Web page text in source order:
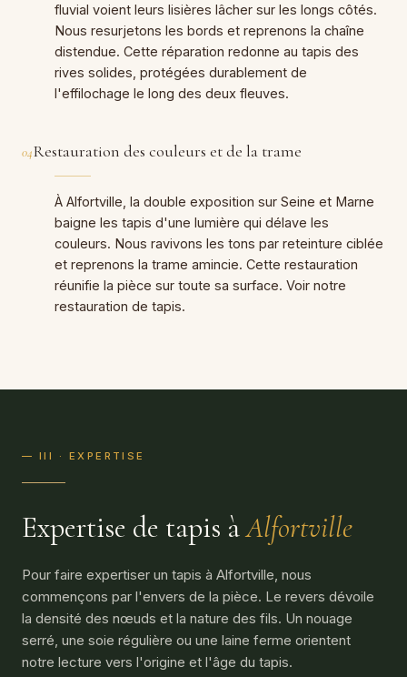
fluvial voient leurs lisières lâcher sur les longs côtés.
Nous resurjetons les bords et reprenons la chaîne
distendue. Cette réparation redonne au tapis des
rives solides, protégées durablement de
l'effilochage le long des deux fleuves.
04Restauration des couleurs et de la trame
À Alfortville, la double exposition sur Seine et Marne
baigne les tapis d'une lumière qui délave les
couleurs. Nous ravivons les tons par reteinture ciblée
et reprenons la trame amincie. Cette restauration
réunifie la pièce sur toute sa surface. Voir notre
restauration de tapis.
— III · EXPERTISE
Expertise de tapis àAlfortville
Pour faire expertiser un tapis à Alfortville, nous
commençons par l'envers de la pièce. Le revers dévoile
la densité des nœuds et la nature des fils. Un nouage
serré, une soie régulière ou une laine ferme orientent
notre lecture vers l'origine et l'âge du tapis.